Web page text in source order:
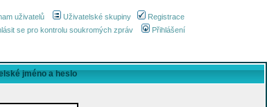
uživatelů Uživatelské skupiny
Registrace
se pro kontrolu soukromých zpráv Přihlášení
jméno a heslo